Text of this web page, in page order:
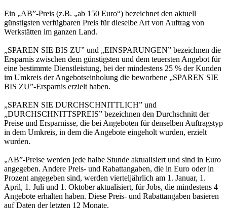
Ein „AB”-Preis (z.B. „ab 150 Euro“) bezeichnet den aktuell
günstigsten verfügbaren Preis für dieselbe Art von Auftrag von
Werkstätten im ganzen Land.
„SPAREN SIE BIS ZU” und „EINSPARUNGEN” bezeichnen die
Ersparnis zwischen dem günstigsten und dem teuersten Angebot für
eine bestimmte Dienstleistung, bei der mindestens 25 % der Kunden
im Umkreis der Angebotseinholung die beworbene „SPAREN SIE
BIS ZU”-Ersparnis erzielt haben.
„SPAREN SIE DURCHSCHNITTLICH” und
„DURCHSCHNITTSPREIS” bezeichnen den Durchschnitt der
Preise und Ersparnisse, die bei Angeboten für denselben Auftragstyp
in dem Umkreis, in dem die Angebote eingeholt wurden, erzielt
wurden.
„AB”-Preise werden jede halbe Stunde aktualisiert und sind in Euro
angegeben. Andere Preis- und Rabattangaben, die in Euro oder in
Prozent angegeben sind, werden vierteljährlich am 1. Januar, 1.
April, 1. Juli und 1. Oktober aktualisiert, für Jobs, die mindestens 4
Angebote erhalten haben. Diese Preis- und Rabattangaben basieren
auf Daten der letzten 12 Monate.